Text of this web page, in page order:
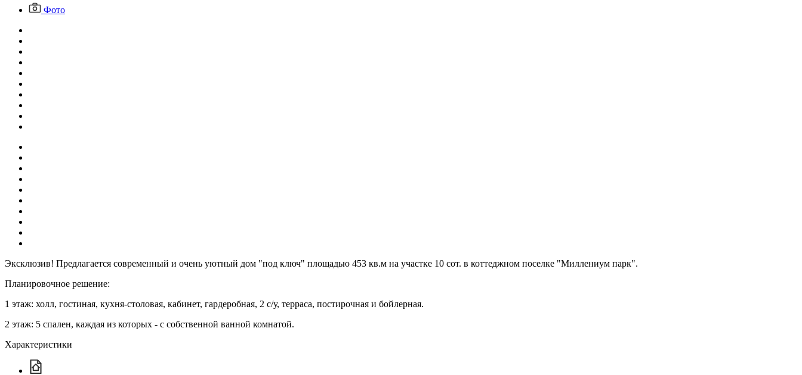
Фото
Эксклюзив! Предлагается современный и очень уютный дом "под ключ" площадью 453 кв.м на участке 10 сот. в коттеджном поселке "Миллениум парк".
Планировочное решение:
1 этаж: холл, гостиная, кухня-столовая, кабинет, гардеробная, 2 с/у, терраса, постирочная и бойлерная.
2 этаж: 5 спален, каждая из которых - с собственной ванной комнатой.
Характеристики